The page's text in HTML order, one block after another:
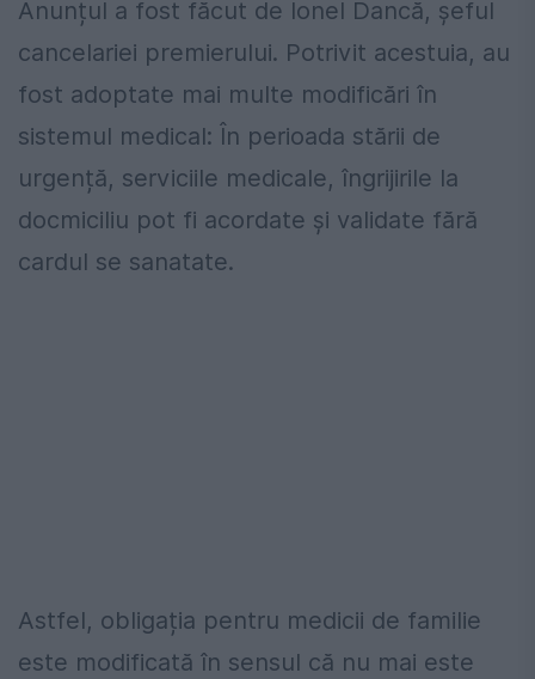
Anunțul a fost făcut de Ionel Dancă, șeful
cancelariei premierului. Potrivit acestuia, au
fost adoptate mai multe modificări în
sistemul medical: În perioada stării de
urgență, serviciile medicale, îngrijirile la
docmiciliu pot fi acordate și validate fără
cardul se sanatate.
Astfel, obligația pentru medicii de familie
este modificată în sensul că nu mai este